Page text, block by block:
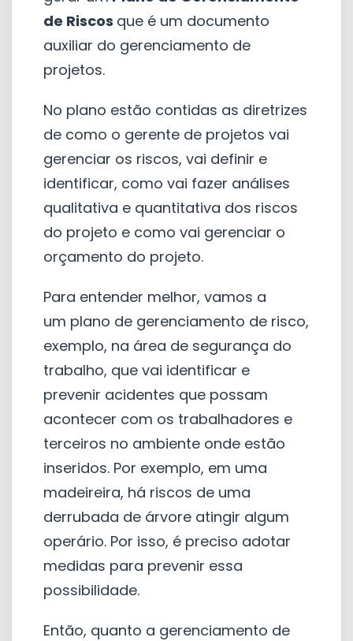
de Riscos que é um documento
auxiliar do gerenciamento de
projetos.
No plano estão contidas as diretrizes
de como o gerente de projetos vai
gerenciar os riscos, vai definir e
identificar, como vai fazer análises
qualitativa e quantitativa dos riscos
do projeto e como vai gerenciar o
orçamento do projeto.
Para entender melhor, vamos a
um plano de gerenciamento de risco,
exemplo, na área de segurança do
trabalho, que vai identificar e
prevenir acidentes que possam
acontecer com os trabalhadores e
terceiros no ambiente onde estão
inseridos. Por exemplo, em uma
madeireira, há riscos de uma
derrubada de árvore atingir algum
operário. Por isso, é preciso adotar
medidas para prevenir essa
possibilidade.
Então, quanto a gerenciamento de